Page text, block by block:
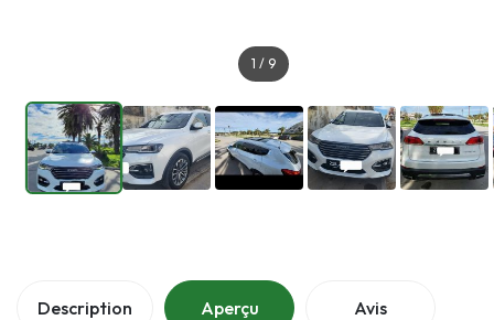
1 / 9
Description Aperçu Avis